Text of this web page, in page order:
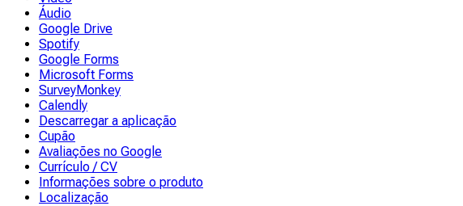
Áudio
Google Drive
Spotify
Google Forms
Microsoft Forms
SurveyMonkey
Calendly
Descarregar a aplicação
Cupão
Avaliações no Google
Currículo / CV
Informações sobre o produto
Localização